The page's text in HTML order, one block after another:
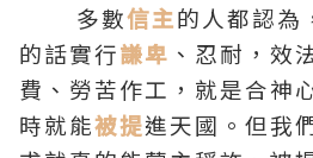
多數信主的人都認為
的話實行謙卑 、忍耐，效
費、勞苦作工，就是合神
時就能被提進天國。但我